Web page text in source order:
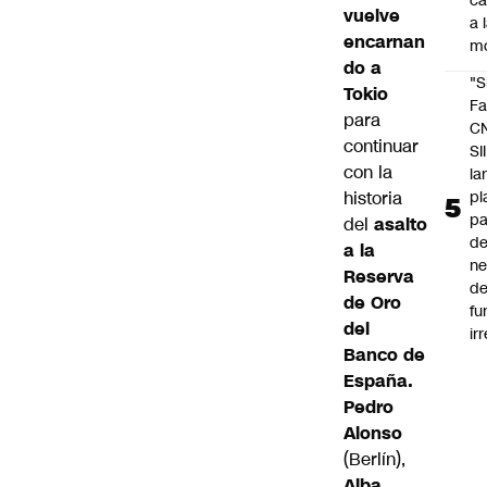
vuelve
encarnan
do a
Tokio
para
continuar
con la
historia
del asalto
a la
Reserva
de Oro
del
Banco de
España.
Pedro
Alonso
(Berlín),
a
SII
de